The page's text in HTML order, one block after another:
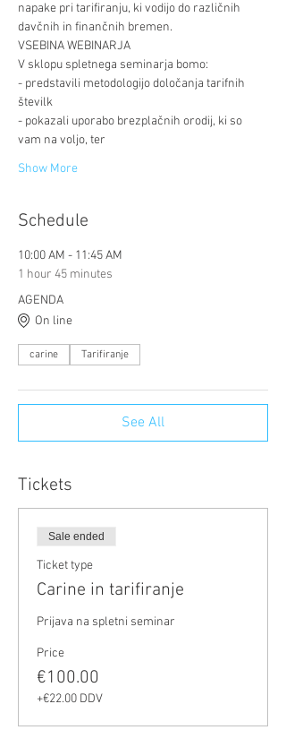
napake pri tarifiranju, ki vodijo do različnih
davčnih in finančnih bremen.
VSEBINA WEBINARJA
V sklopu spletnega seminarja bomo:
- predstavili metodologijo določanja tarifnih
številk
- pokazali uporabo brezplačnih orodij, ki so
vam na voljo, ter
Show More
Schedule
10:00 AM - 11:45 AM
1 hour 45 minutes
AGENDA
On line
carine Tarifiranje
See All
Tickets
Sale ended
Ticket type
Carine in tarifiranje
Prijava na spletni seminar
Price
€100.00
+€22.00 DDV